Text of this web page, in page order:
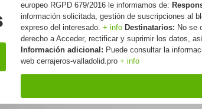
europeo RGPD 679/2016 le informamos de:
información solicitada, gestión de suscripciones al
expreso del interesado.+ info Destinatarios: No se
derecho a Acceder, rectificar y suprimir los datos,
Información adicional: Puede consultar la
web cerrajeros-valladolid.pro+ info